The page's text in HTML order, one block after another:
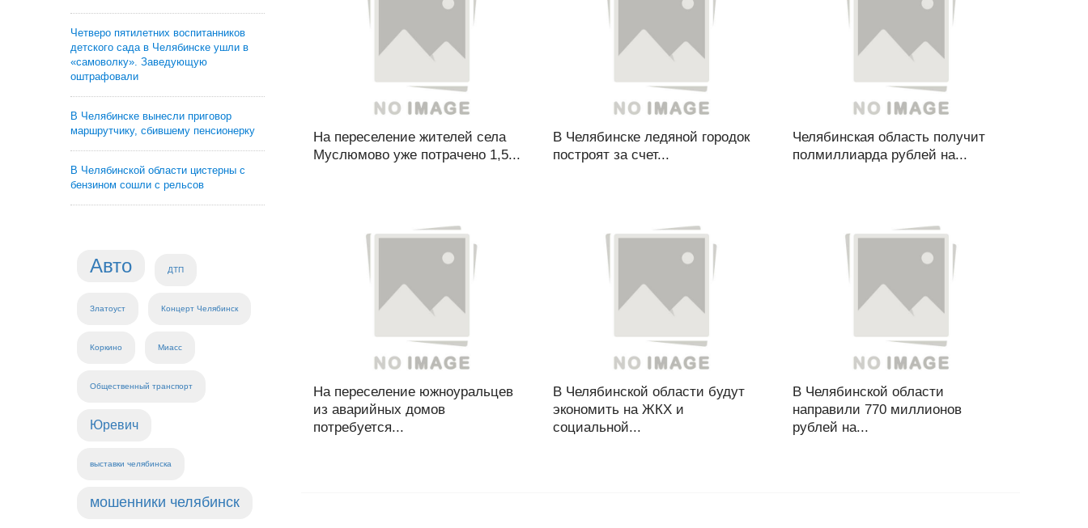
Четверо пятилетних воспитанников
детского сада в Челябинске ушли в
«самоволку». Заведующую
оштрафовали
В Челябинске вынесли приговор
маршрутчику, сбившему пенсионерку
В Челябинской области цистерны с
бензином сошли с рельсов
Авто ДТП
Златоуст Концерт Челябинск
Коркино Миасс
Общественный транспорт
Юревич
выставки челябинска
мошенники челябинск
На переселение жителей села
Муслюмово уже потрачено 1,5...
В Челябинске ледяной городок
построят за счет...
Челябинская область получит
полмиллиарда рублей на...
На переселение южноуральцев
из аварийных домов
потребуется...
В Челябинской области будут
экономить на ЖКХ и
социальной...
В Челябинской области
направили 770 миллионов
рублей на...